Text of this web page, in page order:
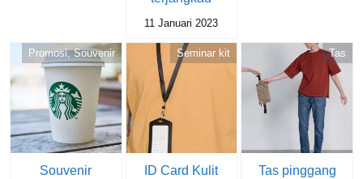
11 Januari 2023
Promosi,Souvenir
Souvenir
Seminar kit
ID Card Kulit
Tas
Tas pinggang